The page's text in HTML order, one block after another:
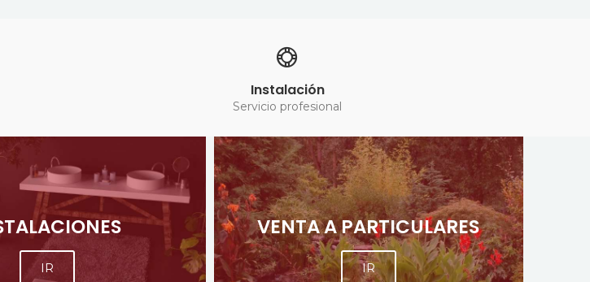
Instalación
Servicio profesional
IR
VENTA A PARTICULARES
IR